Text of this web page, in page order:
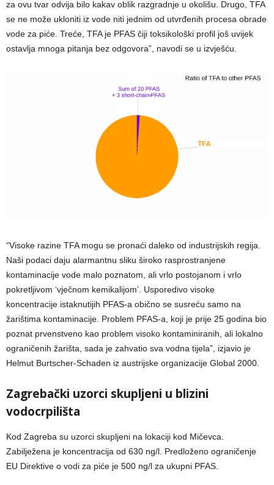
za ovu tvar odvija bilo kakav oblik razgradnje u okolišu. Drugo, TFA
se ne može ukloniti iz vode niti jednim od utvrđenih procesa obrade
vode za piće. Treće, TFA je PFAS čiji toksikološki profil još uvijek
ostavlja mnoga pitanja bez odgovora”, navodi se u izvješću.
“Visoke razine TFA mogu se pronaći daleko od industrijskih regija.
Naši podaci daju alarmantnu sliku široko rasprostranjene
kontaminacije vode malo poznatom, ali vrlo postojanom i vrlo
pokretljivom ‘vječnom kemikalijom’. Usporedivo visoke
koncentracije istaknutijih PFAS-a obično se susreću samo na
žarištima kontaminacije. Problem PFAS-a, koji je prije 25 godina bio
poznat prvenstveno kao problem visoko kontaminiranih, ali lokalno
ograničenih žarišta, sada je zahvatio sva vodna tijela”, izjavio je
Helmut Burtscher-Schaden iz austrijske organizacije Global 2000.
Zagrebački uzorci skupljeni u blizini
vodocrpilišta
Kod Zagreba su uzorci skupljeni na lokaciji kod Mičevca.
Zabilježena je koncentracija od 630 ng/l. Predloženo ograničenje
EU Direktive o vodi za piće je 500 ng/l za ukupni PFAS.